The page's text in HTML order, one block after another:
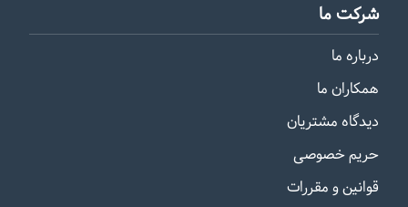
شرکت ما
درباره ما
همکاران ما
دیدگاه مشتریان
حریم خصوصی
قوانین و مقررات